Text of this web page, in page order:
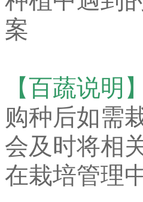
案
【百蔬说明】
购种后如需
会及时将相
在栽培管理